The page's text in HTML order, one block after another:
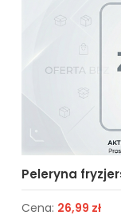
Peleryna
Cena: 26,99 zł